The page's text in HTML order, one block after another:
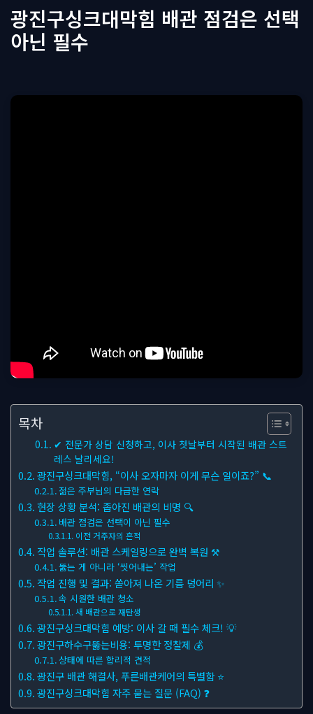
로
건
기
광진구싱크대막힘 배관 점검은 선택
아닌 필수
목차
✔ 전문가 상담 신청하고, 이사 첫날부터 시작된 배관 스트
레스 날리세요!
광진구싱크대막힘, “이사 오자마자 이게 무슨 일이죠?” 📞
젊은 주부님의 다급한 연락
현장 상황 분석: 좁아진 배관의 비명 🔍
배관 점검은 선택이 아닌 필수
이전 거주자의 흔적
작업 솔루션: 배관 스케일링으로 완벽 복원 ⚒
뚫는 게 아니라 ‘씻어내는’ 작업
작업 진행 및 결과: 쏟아져 나온 기름 덩어리 ✨
속 시원한 배관 청소
새 배관으로 재탄생
광진구싱크대막힘 예방: 이사 갈 때 필수 체크! 💡
광진구하수구뚫는비용: 투명한 정찰제 💰
상태에 따른 합리적 견적
광진구 배관 해결사, 푸른배관케어의 특별함 ⭐
광진구싱크대막힘 자주 묻는 질문 (FAQ) ❓